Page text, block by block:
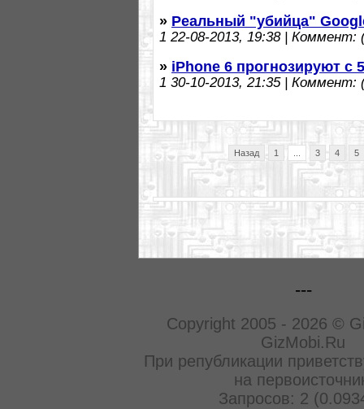
» Реальный "убийца"
1 22-08-2013, 19:38 | Коммент:
» iPhone 6 прогнозируют
1 30-10-2013, 21:35 | Коммент:
Назад 1 3 4 5
---
Copyright 2005 - 2026 ©
GizMobi.Ru
При републикации
на
Запросов: 2